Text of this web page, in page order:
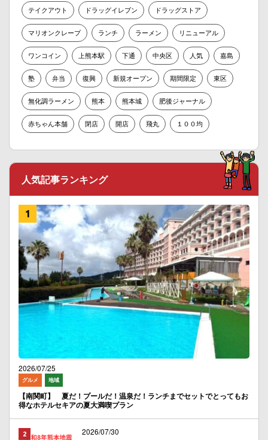
テイクアウト ドラッグイレブン ドラッグストア
マリオンクレープ ランチ ラーメン リニューアル
ワンコイン 上熊本駅 下通 中央区 人気 嘉島
塾 弁当 復興 新規オープン 期間限定 東区
無化調ラーメン 熊本 熊本城 肥後ジャーナル
赤ちゃん本舗 閉店 開店 飛丸 １００均
人気記事ランキング
2026/07/25
グルメ 地域
【南関町】 夏だ！プールだ！温泉だ！ランチまでセットでとってもお
得なホテルセキアの夏大満喫プラン
2026/07/30